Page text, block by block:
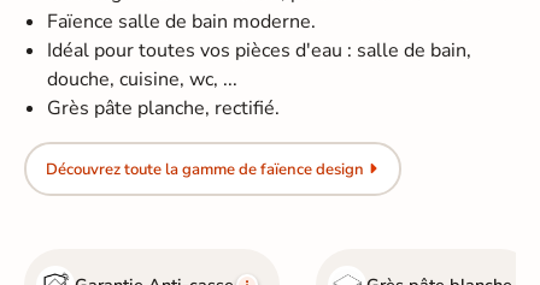
Faïence salle de bain moderne.
Idéal pour toutes vos pièces d'eau : salle de bain,
douche, cuisine, wc, ...
Grès pâte planche, rectifié.
Découvrez toute la gamme de faïence design